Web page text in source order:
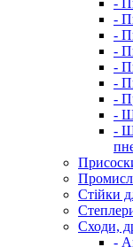
-
-
-
-
-
-
-
-
-
Стійки
Сходи,
-